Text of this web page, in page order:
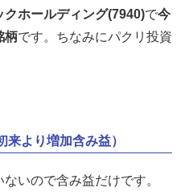
クホールディング(7940)で今
柄です。ちなみにパクリ投資
より増加含み益）
いので含み益だけです。